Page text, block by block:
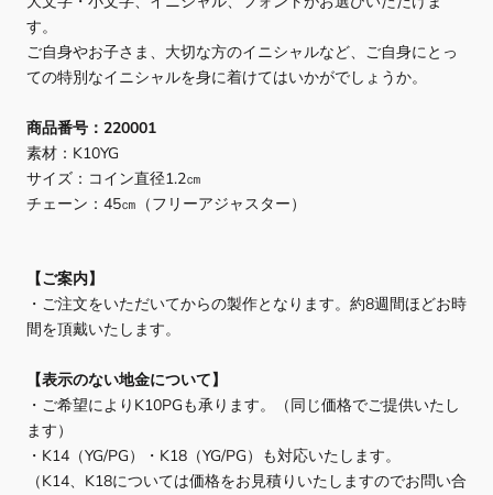
す。
ご自身やお子さま、大切な方のイニシャルなど、ご自身にとっ
ての特別なイニシャルを身に着けてはいかがでしょうか。
商品番号： 220001
素材： K10YG
サイズ：コイン直径1.2㎝
チェーン： 45㎝（フリーアジャスター）
【ご案内】
・ご注文をいただいてからの製作となります。約8週間ほどお時
間を頂戴いたします。
【表示のない地金について】
・ご希望によりK10PGも承ります。（同じ価格でご提供いたし
ます）
・ K14 （YG/PG）・ K18 （YG/PG）も対応いたします。
（K14、K18については価格をお見積りいたしますのでお問い合